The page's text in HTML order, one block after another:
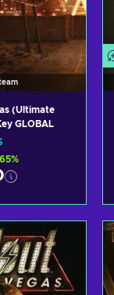
(Ultimate
GLOBAL